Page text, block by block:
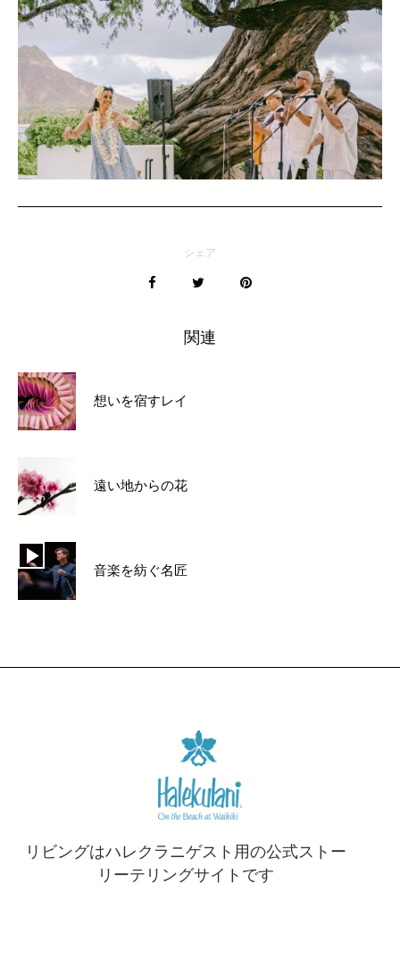
シェア
関連
想いを宿すレイ
遠い地からの花
音楽を紡ぐ名匠
リビングはハレクラニゲスト用の公式ストー
リーテリングサイトです